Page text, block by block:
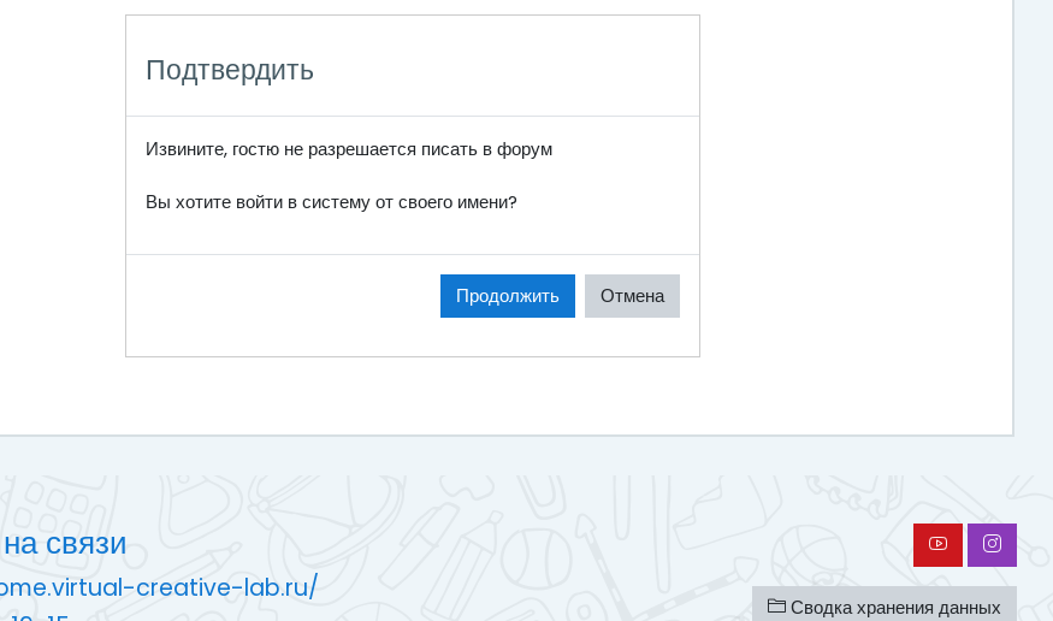
Подтвердить
Извините, гостю не разрешается писать в форум
Вы хотите войти в систему от своего имени?
Продолжить Отмена
связи
creative-lab.ru/
Сводка хранения данных